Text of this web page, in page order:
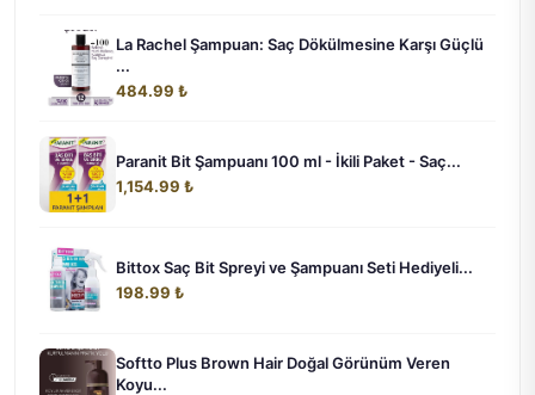
La Rachel Şampuan: Saç Dökülmesine Karşı Güçlü
...
484.99 ₺
Paranit Bit Şampuanı 100 ml - İkili Paket - Saç...
1,154.99 ₺
Bittox Saç Bit Spreyi ve Şampuanı Seti Hediyeli...
198.99 ₺
Softto Plus Brown Hair Doğal Görünüm Veren
Koyu...